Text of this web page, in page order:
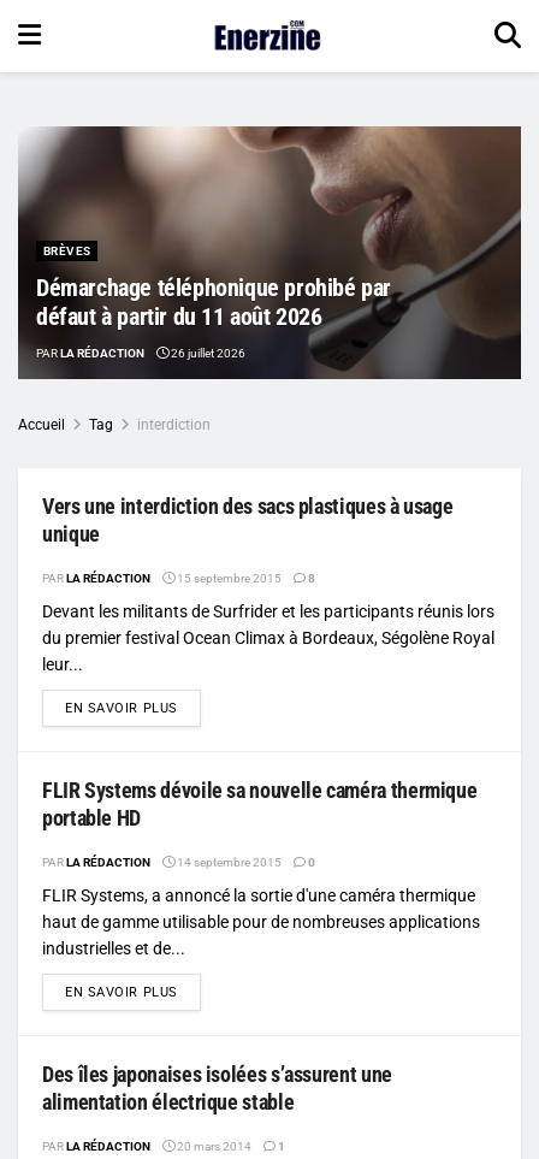
BRÈVES
Démarchage téléphonique prohibé par
défaut à partir du 11 août 2026
PARLA RÉDACTION 26 juillet 2026
Accueil Tag interdiction
Vers une interdiction des sacs plastiques à usage
unique
PARLA RÉDACTION 15 septembre 2015 8
Devant les militants de Surfrider et les participants réunis lors
du premier festival Ocean Climax à Bordeaux, Ségolène Royal
leur...
EN SAVOIR PLUS
FLIR Systems dévoile sa nouvelle caméra thermique
portable HD
PARLA RÉDACTION 14 septembre 2015 0
FLIR Systems, a annoncé la sortie d'une caméra thermique
haut de gamme utilisable pour de nombreuses applications
industrielles et de...
EN SAVOIR PLUS
Des îles japonaises isolées s’assurent une
alimentation électrique stable
PARLA RÉDACTION 20 mars 2014 1